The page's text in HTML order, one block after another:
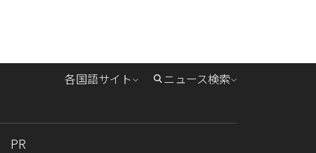
各国語サイト ニュース検索
PR